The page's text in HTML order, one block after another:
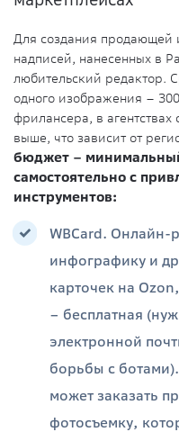
Для создания продающей
надписей, нанесенных в
любительский редактор.
одного изображения –
фрилансера, в
выше, что зависит от
бюджет –
самостоятельно с
инструментов:
WBCard. Онлайн-
инфографику и
карточек на
– бесплатная
электронной
борьбы с
может заказать
фотосъемку,